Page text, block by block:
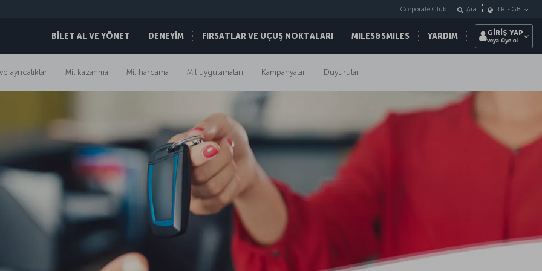
BİLET AL VE YÖNET DENEYİM FIRSATLAR VE UÇUŞ NOKTALARI MILES&SMILES YARDIM
Corporate Club Ara TR - GB
GİRİŞ YAP
veya üye ol
ayrıcalıklar Mil kazanma Mil harcama Mil uygulamaları Kampanyalar Duyurular